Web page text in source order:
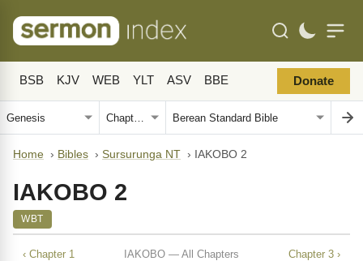
BSB KJV WEB YLT ASV BBE Donate
Home › Bibles › Sursurunga NT › IAKOBO 2
IAKOBO 2
WBT
‹ Chapter 1 IAKOBO — All Chapters Chapter 3 ›